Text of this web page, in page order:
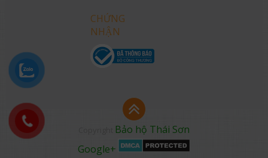
CHỨNG
NHẬN
Bảo hộ Thái Sơn
Google+